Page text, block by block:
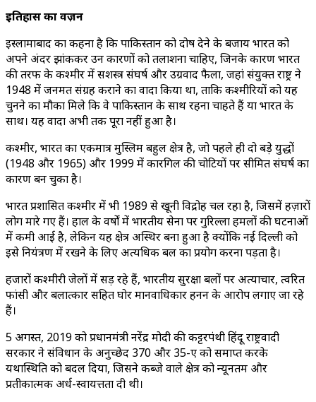
इतिहास का वज़न
इस्लामाबाद का कहना है कि पाकिस्तान को दोष देने के बजाय भारत को
अपने अंदर झांककर उन कारणों को तलाशना चाहिए, जिनके कारण भारत
की तरफ के कश्मीर में सशस्त्र संघर्ष और उग्रवाद फैला, जहां संयुक्त राष्ट्र ने
1948 में जनमत संग्रह कराने का वादा किया था, ताकि कश्मीरियों को यह
चुनने का मौका मिले कि वे पाकिस्तान के साथ रहना चाहते हैं या भारत के
साथ। यह वादा अभी तक पूरा नहीं हुआ है।
कश्मीर, भारत का एकमात्र मुस्लिम बहुल क्षेत्र है, जो पहले ही दो बड़े युद्धों
(1948 और 1965) और 1999 में कारगिल की चोटियों पर सीमित संघर्ष का
कारण बन चुका है।
भारत प्रशासित कश्मीर में भी 1989 से खूनी विद्रोह चल रहा है, जिसमें हज़ारों
लोग मारे गए हैं। हाल के वर्षों में भारतीय सेना पर गुरिल्ला हमलों की घटनाओं
में कमी आई है, लेकिन यह क्षेत्र अस्थिर बना हुआ है क्योंकि नई दिल्ली को
इसे नियंत्रण में रखने के लिए अत्यधिक बल का प्रयोग करना पड़ता है।
हजारों कश्मीरी जेलों में सड़ रहे हैं, भारतीय सुरक्षा बलों पर अत्याचार, त्वरित
फांसी और बलात्कार सहित घोर मानवाधिकार हनन के आरोप लगाए जा रहे
हैं।
5 अगस्त, 2019 को प्रधानमंत्री नरेंद्र मोदी की कट्टरपंथी हिंदू राष्ट्रवादी
सरकार ने संविधान के अनुच्छेद 370 और 35-ए को समाप्त करके
यथास्थिति को बदल दिया, जिसने कब्जे वाले क्षेत्र को न्यूनतम और
प्रतीकात्मक अर्ध-स्वायत्तता दी थी।